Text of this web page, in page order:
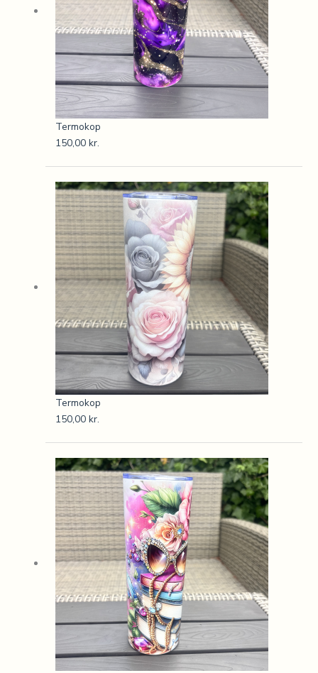
Termokop
150,00 kr.
Termokop
150,00 kr.